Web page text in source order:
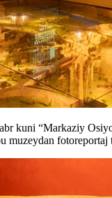
kuni “Markaziy
muzeydan fotoreportaj